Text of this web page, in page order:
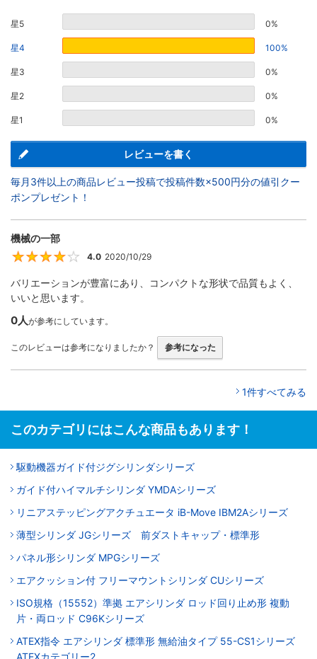
星5 0%
星4 100%
星3 0%
星2 0%
星1 0%
レビューを書く
毎月3件以上の商品レビュー投稿で投稿件数×500円分の値引クー
ポンプレゼント！
機械の一部
4
4.0 2020/10/29
バリエーションが豊富にあり、コンパクトな形状で品質もよく、
いいと思います。
0人が参考にしています。
このレビューは参考になりましたか？ 参考になった
1件すべてみる
このカテゴリにはこんな商品もあります！
駆動機器ガイド付ジグシリンダシリーズ
ガイド付ハイマルチシリンダ YMDAシリーズ
リニアステッピングアクチュエータ iB-Move IBM2Aシリーズ
薄型シリンダ JGシリーズ 前ダストキャップ・標準形
パネル形シリンダ MPGシリーズ
エアクッション付 フリーマウントシリンダ CUシリーズ
ISO規格（15552）準拠 エアシリンダ ロッド回り止め形 複動
片・両ロッド C96Kシリーズ
ATEX指令 エアシリンダ 標準形 無給油タイプ 55-CS1シリーズ
ATEXカテゴリー2